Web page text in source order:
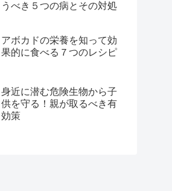
うべき５つの病とその対処
アボカドの栄養を知って効
果的に食べる７つのレシピ
身近に潜む危険生物から子
供を守る！親が取るべき有
効策